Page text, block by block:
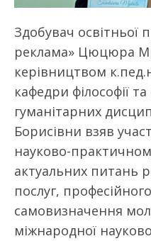
Здобувач освітньої
реклама» Цюцюра
керівництвом
кафедри філософії
гуманітарних
Борисівни взяв
науково-
актуальних питань
послуг,
самовизначення
міжнародної